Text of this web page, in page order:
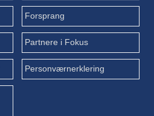
Forsprang
Partnere i Fokus
Personværnerklering